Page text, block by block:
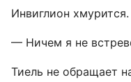
Инвиглион хмурится.
— Ничем я не
Тиель не обращает